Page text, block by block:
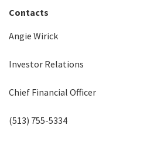
Contacts
Angie Wirick
Investor Relations
Chief Financial Officer
(513) 755-5334